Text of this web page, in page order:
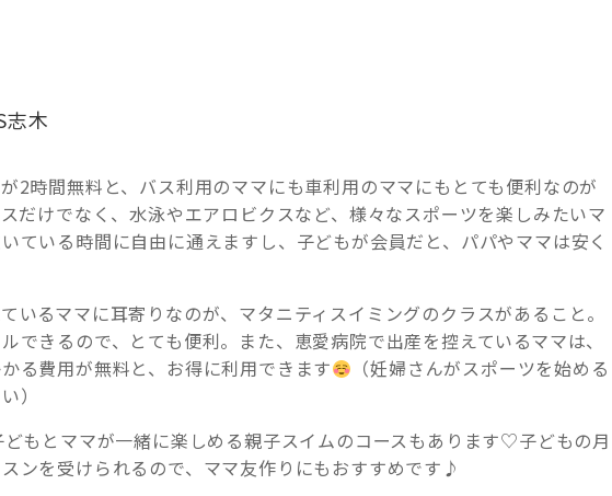
木
2時間無料と、バス利用のママにも車利用のママにもとても便利なのが
だけでなく、水泳やエアロビクスなど、様々なスポーツを楽しみたいマ
ている時間に自由に通えますし、子どもが会員だと、パパやママは安く
いるママに耳寄りなのが、マタニティスイミングのクラスがあること。
できるので、とても便利。また、恵愛病院で出産を控えているママは、
る費用が無料と、お得に利用できます
（妊婦さんがスポーツを始める
）
もとママが一緒に楽しめる親子スイムのコースもあります♡子どもの月
ンを受けられるので、ママ友作りにもおすすめです♪